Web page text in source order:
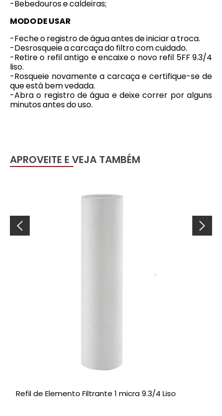
-Bebedouros e caldeiras;
MODO DE USAR
-Feche o registro de água antes de iniciar a troca.
-Desrosqueie a carcaça do filtro com cuidado.
-Retire o refil antigo e encaixe o novo refil 5FF 9.3/4
liso.
-Rosqueie novamente a carcaça e certifique-se de
que está bem vedada.
-Abra o registro de água e deixe correr por alguns
minutos antes do uso.
APROVEITE E VEJA TAMBÉM
Refil de Elemento Filtrante 1 micra 9.3/4 Liso